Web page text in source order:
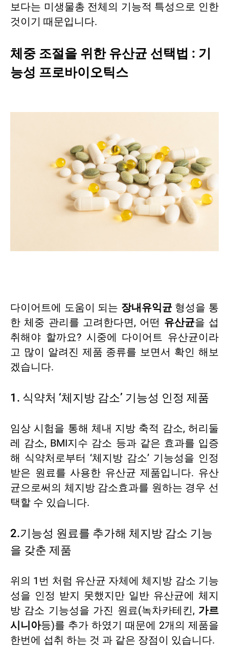
보다는 미생물총 전체의 기능적 특성으로 인한
것이기 때문입니다.
체중 조절을 위한 유산균 선택법 : 기
능성 프로바이오틱스
다이어트에 도움이 되는 장내유익균형성을 통
한 체중 관리를 고려한다면, 어떤 유산균을 섭
취해야 할까요? 시중에 다이어트 유산균이라
고 많이 알려진 제품 종류를 보면서 확인 해보
겠습니다.
1. 식약처 ‘체지방 감소’ 기능성 인정 제품
임상 시험을 통해 체내 지방 축적 감소, 허리둘
레 감소, BMI지수 감소 등과 같은 효과를 입증
해 식약처로부터 ‘체지방 감소’ 기능성을 인정
받은 원료를 사용한 유산균 제품입니다. 유산
균으로써의 체지방 감소효과를 원하는 경우 선
택할 수 있습니다.
2.기능성 원료를 추가해 체지방 감소 기능
을 갖춘 제품
위의 1번 처럼 유산균 자체에 체지방 감소 기능
성을 인정 받지 못했지만 일반 유산균에 체지
방 감소 기능성을 가진 원료(녹차카테킨, 가르
시니아등)를 추가 하였기 때문에 2개의 제품을
한번에 섭취 하는 것 과 같은 장점이 있습니다.